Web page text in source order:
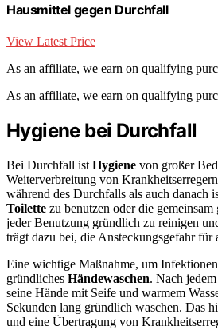
Hausmittel gegen Durchfall
View Latest Price
As an affiliate, we earn on qualifying
As an affiliate, we earn on qualifying
Hygiene bei Durchfall
Bei Durchfall ist Hygiene von großer
Weiterverbreitung von
während des Durchfalls als auch danach
Toilette zu benutzen oder die gemeinsam
jeder Benutzung gründlich zu reinigen
trägt dazu bei, die Ansteckungsgefahr für
Eine wichtige Maßnahme, um
gründliches Händewaschen. Nach
seine Hände mit Seife und warmem
Sekunden lang gründlich waschen. Das
und eine Übertragung von